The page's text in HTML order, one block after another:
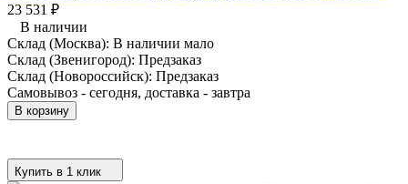
23 531 ₽
В наличии
Склад (Москва): В наличии мало
Склад (Звенигород): Предзаказ
Склад (Новороссийск): Предзаказ
Самовывоз - сегодня, доставка - завтра
В корзину
Купить в 1 клик